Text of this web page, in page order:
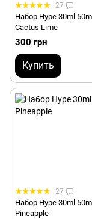
27
Набор Hype 30ml
Cactus Lime
300 грн
Купить
27
Набор Hype 30ml
Pineapple